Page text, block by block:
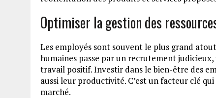
Optimiser la gestion des
Les employés sont souvent le plus grand
humaines passe par un recrutement
travail positif. Investir dans le bien-être des
aussi leur productivité. C’est un facteur clé
marché.